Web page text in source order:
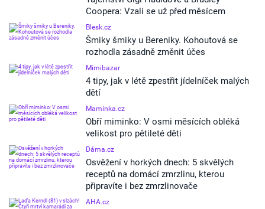
Coopera: Vzali se už před měsícem
Blesk.cz
Šmiky šmiky u Bereniky. Kohoutová se
rozhodla zásadně změnit účes
Mimibazar
4 tipy, jak v létě zpestřit jídelníček malých
dětí
Maminka.cz
Obří miminko: V osmi měsících obléká
velikost pro pětileté děti
Dáma.cz
Osvěžení v horkých dnech: 5 skvělých
receptů na domácí zmrzlinu, kterou
připravíte i bez zmrzlinovače
AHA.cz